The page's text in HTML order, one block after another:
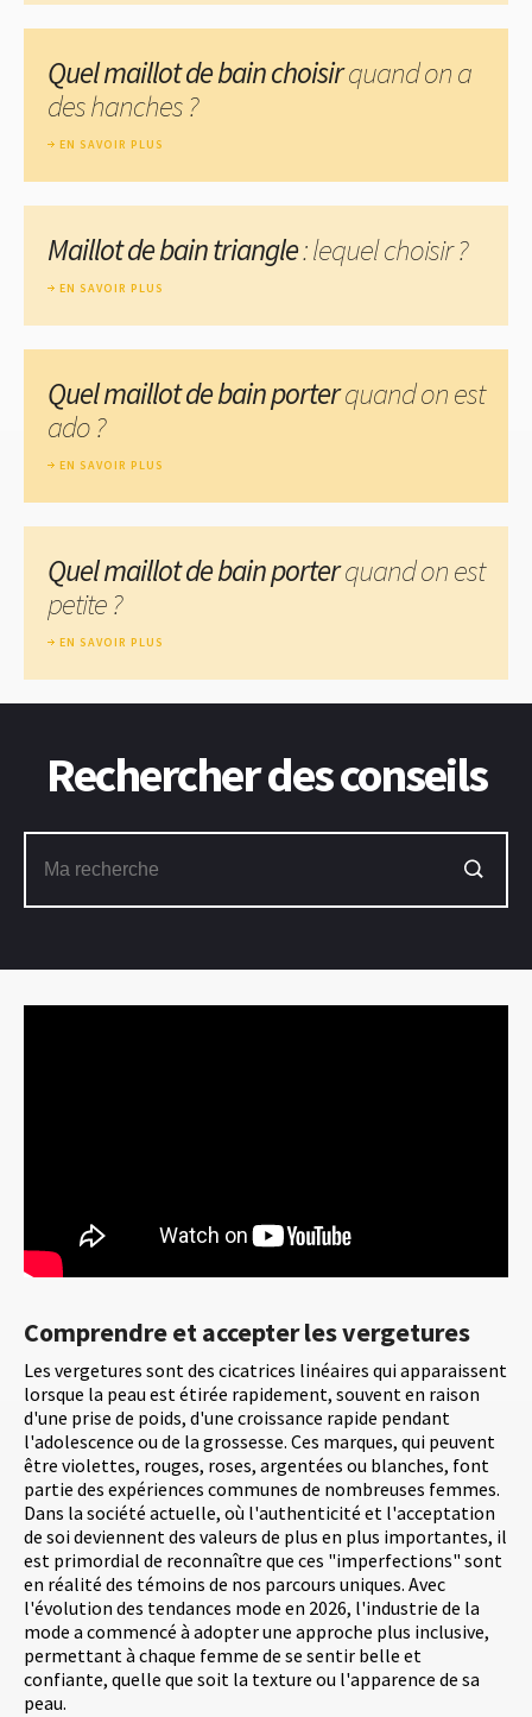
Comprendre et accepter les vergetures
Les vergetures sont des cicatrices linéaires qui apparaissent
lorsque la peau est étirée rapidement, souvent en raison
d'une prise de poids, d'une croissance rapide pendant
l'adolescence ou de la grossesse. Ces marques, qui peuvent
être violettes, rouges, roses, argentées ou blanches, font
partie des expériences communes de nombreuses femmes.
Dans la société actuelle, où l'authenticité et l'acceptation
de soi deviennent des valeurs de plus en plus importantes, il
est primordial de reconnaître que ces "imperfections" sont
en réalité des témoins de nos parcours uniques. Avec
l'évolution des tendances mode en 2026, l'industrie de la
mode a commencé à adopter une approche plus inclusive,
permettant à chaque femme de se sentir belle et
confiante, quelle que soit la texture ou l'apparence de sa
peau.
Quel maillot de bain choisirquand on a
des hanches ?
EN SAVOIR PLUS
Maillot de bain triangle: lequel choisir ?
EN SAVOIR PLUS
Quel maillot de bain porterquand on est
ado ?
EN SAVOIR PLUS
Quel maillot de bain porterquand on est
petite ?
EN SAVOIR PLUS
Rechercher des conseils